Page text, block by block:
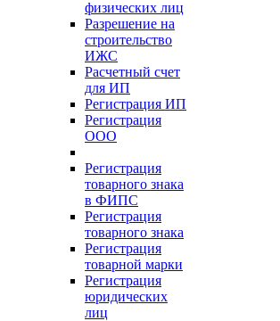
физических лиц
Разрешение на
строительство
ИЖС
Расчетный счет
для ИП
Регистрация ИП
Регистрация
ООО
Регистрация
товарного знака
в ФИПС
Регистрация
товарного знака
Регистрация
товарной марки
Регистрация
юридических
лиц